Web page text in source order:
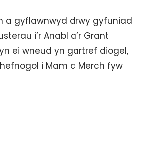
a gyflawnwyd drwy gyfuniad
i’r Anabl a’r Grant
ei wneud yn gartref diogel,
i Mam a Merch fyw